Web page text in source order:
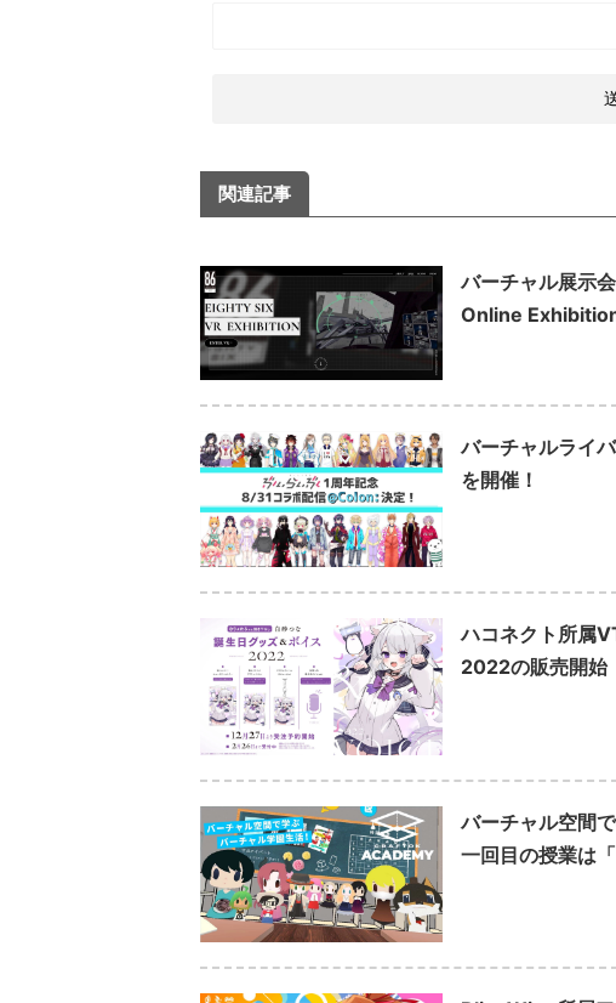
関連記事
バーチャル展示
Online
バーチャルライ
を開催！
ハコネクト所属
2022の販売開始
バーチャル空間
一回目の授業は